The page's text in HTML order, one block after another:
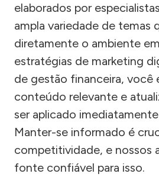
elaborados por
ampla variedade de temas
diretamente o ambiente
estratégias de marketing
de gestão financeira, você
conteúdo relevante e
ser aplicado
Manter-se informado é
competitividade, e nossos
fonte confiável para isso.